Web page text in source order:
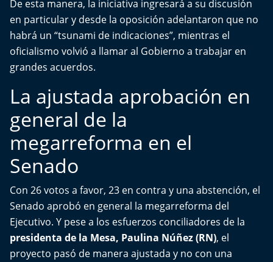
La Ruta del Pulsar
Impacto Tecnológico
Sesiones Dieciocheras
Expreso PM
El Mejor País de Chile
Te invito a tomar once
De esta manera, la iniciativa ingresará a su discusión
en particular y desde la oposición adelantaron que no
habrá un “tsunami de indicaciones”, mientras el
oficialismo volvió a llamar al Gobierno a trabajar en
grandes acuerdos.
La ajustada aprobación en
general de la
megarreforma en el
Senado
Con 26 votos a favor, 23 en contra y una abstención, el
Senado aprobó en general la megarreforma del
Ejecutivo. Y pese a los esfuerzos conciliadores de la
presidenta de la Mesa, Paulina Núñez (RN), el
proyecto pasó de manera ajustada y no con una